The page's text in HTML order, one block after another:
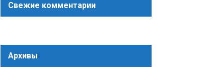
Свежие комментарии
Архивы